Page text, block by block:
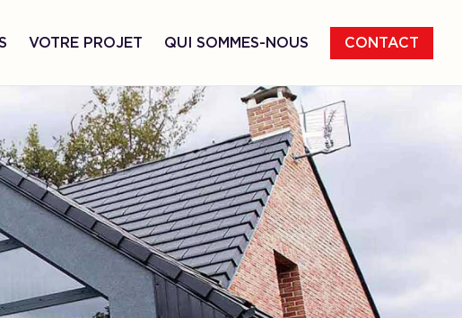
VOTRE PROJET QUI SOMMES-NOUS CONTACT